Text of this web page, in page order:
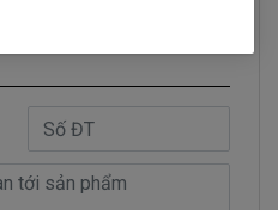
DellP58F001
Những Hư Hỏng
Gặp
tính xách tay dell
P58F bị chai. mới cắm